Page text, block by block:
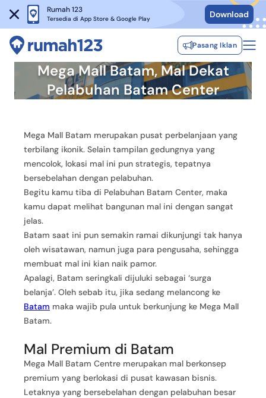
Rumah 123
Tersedia di App Store & Google Play Download
Pasang Iklan
Mega Mall Batam, Mal Dekat
Pelabuhan Batam Center
Mega Mall Batam merupakan pusat perbelanjaan yang
terbilang ikonik. Selain tampilan gedungnya yang
mencolok, lokasi mal ini pun strategis, tepatnya
bersebelahan dengan pelabuhan.
Begitu kamu tiba di Pelabuhan Batam Center, maka
kamu dapat melihat bangunan mal ini dengan sangat
jelas.
Batam saat ini pun semakin ramai dikunjungi tak hanya
oleh wisatawan, namun juga para pengusaha, sehingga
membuat mal ini kian naik pamor.
Apalagi, Batam seringkali dijuluki sebagai ‘surga
belanja’. Oleh sebab itu, jika sedang melancong ke
Batam maka wajib pula untuk berkunjung ke Mega Mall
Batam.
Mal Premium di Batam
Mega Mall Batam Centre merupakan mal berkonsep
premium yang berlokasi di pusat kawasan bisnis.
Letaknya yang bersebelahan dengan pelabuhan besar